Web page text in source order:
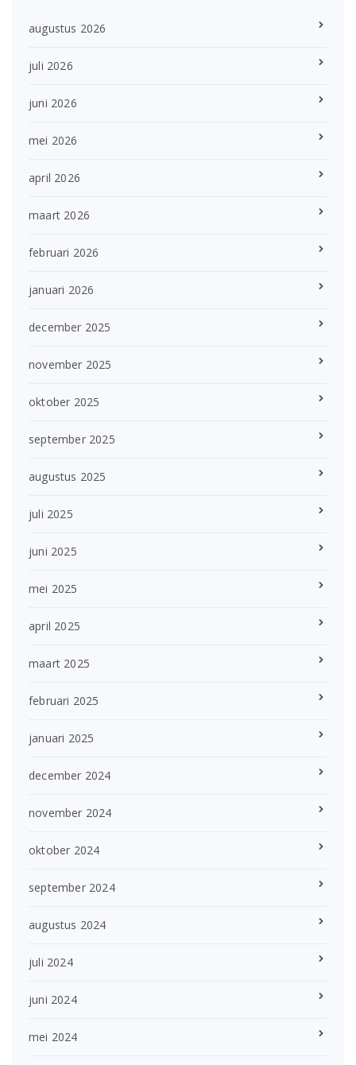
augustus 2026
juli 2026
juni 2026
mei 2026
april 2026
maart 2026
februari 2026
januari 2026
december 2025
november 2025
oktober 2025
september 2025
augustus 2025
juli 2025
juni 2025
mei 2025
april 2025
maart 2025
februari 2025
januari 2025
december 2024
november 2024
oktober 2024
september 2024
augustus 2024
juli 2024
juni 2024
mei 2024